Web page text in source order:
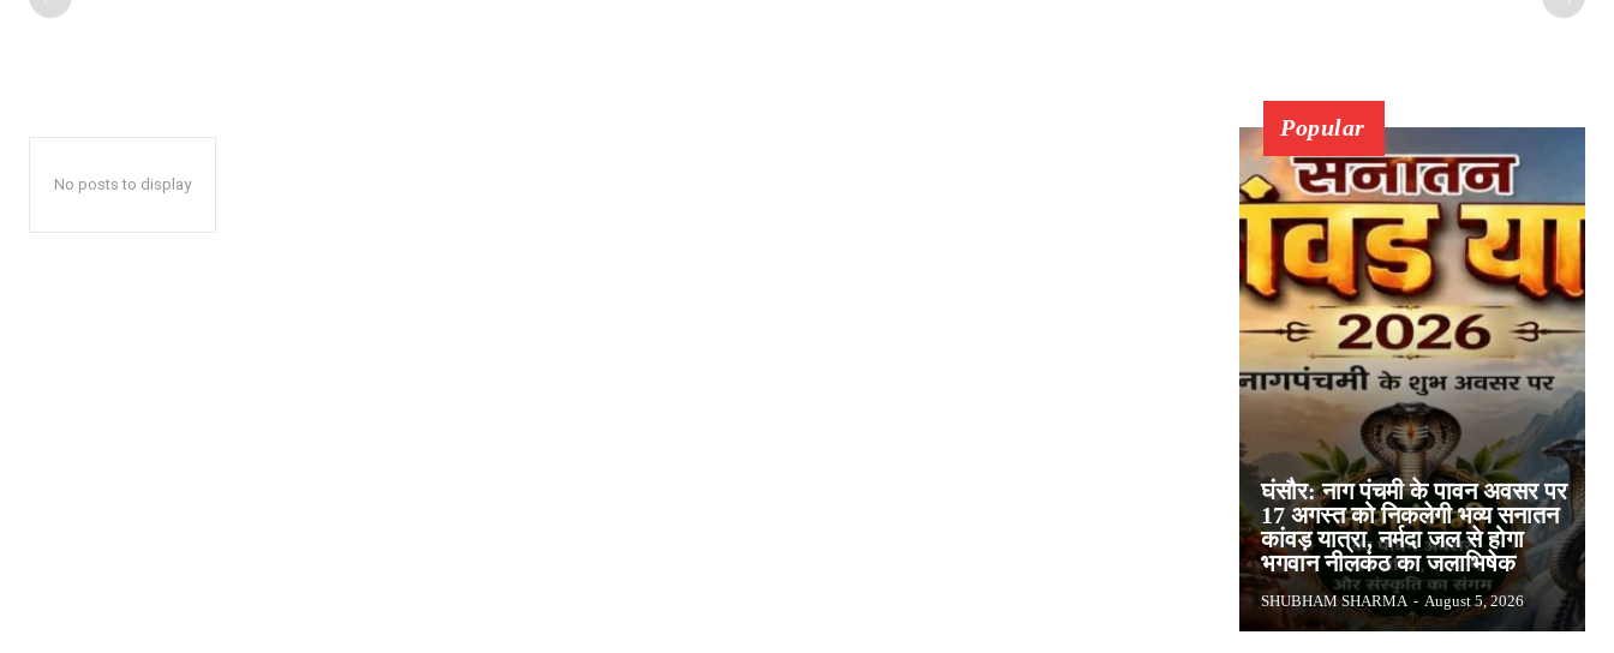
No posts to display
Popular
घंसौर: नाग पंचमी के पावन अवसर पर
17 अगस्त को निकलेगी भव्य सनातन
कांवड़ यात्रा, नर्मदा जल से होगा
भगवान नीलकंठ का जलाभिषेक
SHUBHAM SHARMA - August 5, 2026